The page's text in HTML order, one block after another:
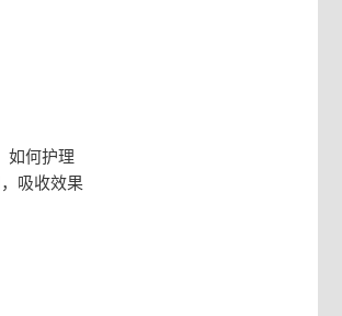
如何护理
吸收效果